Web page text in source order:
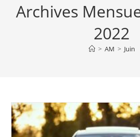
Archives
2022
> AM > Juin